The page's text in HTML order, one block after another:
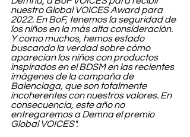
nuestro Global VOICES Award para
2022. En BoF, tenemos la seguridad de
los niños en la más alta consideración.
Y como muchos, hemos estado
buscando la verdad sobre cómo
aparecían los niños con productos
inspirados en el BDSM en las recientes
imágenes de la campaña de
Balenciaga, que son totalmente
incoherentes con nuestros valores. En
consecuencia, este año no
entregaremos a Demna el premio
Global VOICES".